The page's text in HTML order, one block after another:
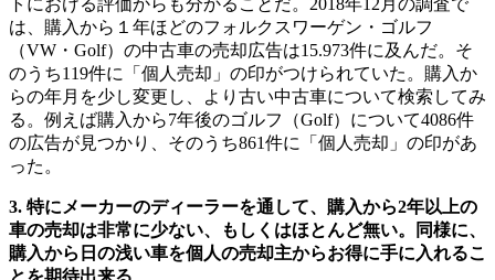
トにおける評価からも分かることだ。2018年12月の調査で
は、購入から１年ほどのフォルクスワーゲン・ゴルフ
（VW・Golf）の中古車の売却広告は15.973件に及んだ。そ
のうち119件に「個人売却」の印がつけられていた。購入か
らの年月を少し変更し、より古い中古車について検索してみ
る。例えば購入から7年後のゴルフ（Golf）について4086件
の広告が見つかり、そのうち861件に「個人売却」の印があ
った。
3. 特にメーカーのディーラーを通して、購入から2年以上の
車の売却は非常に少ない、もしくはほとんど無い。同様に、
購入から日の浅い車を個人の売却主からお得に手に入れるこ